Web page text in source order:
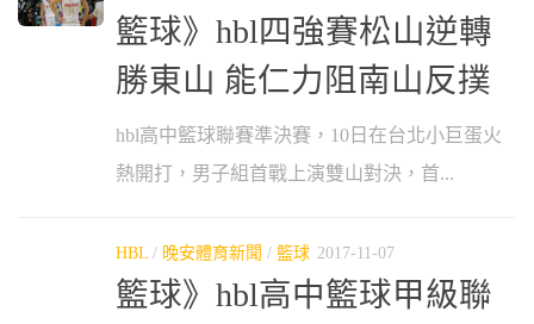
籃球》hbl四強賽松山逆轉
勝東山 能仁力阻南山反撲
hbl高中籃球聯賽準決賽，10日在台北小巨蛋火
熱開打，男子組首戰上演雙山對決，首...
HBL / 晚安體育新聞 / 籃球 2017-11-07
籃球》hbl高中籃球甲級聯